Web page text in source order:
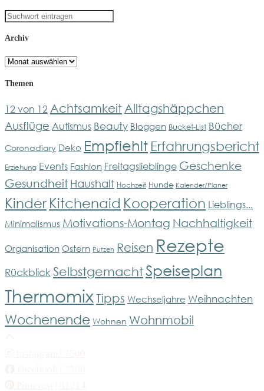
Archiv
Archiv
Themen
12 von 12 Achtsamkeit Alltagshäppchen
Ausflüge Autismus Beauty Bloggen Bucket-List Bücher
Coronadiary Deko Empfiehlt Erfahrungsbericht
Erziehung Events Fashion Freitagslieblinge Geschenke
Gesundheit Haushalt Hochzeit Hunde Kalender/Planer
Kinder Kitchenaid Kooperation Lieblings...
Minimalismus Motivations-Montag Nachhaltigkeit
Organisation Ostern Putzen Reisen Rezepte
Rückblick SelbstgemachtSpeiseplan
Thermomix Tipps Wechseljahre Weihnachten
Wochenende Wohnen Wohnmobil